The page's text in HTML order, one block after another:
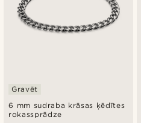
6 mm sudraba krāsas ķēdītes
rokassprādze
Gravēt